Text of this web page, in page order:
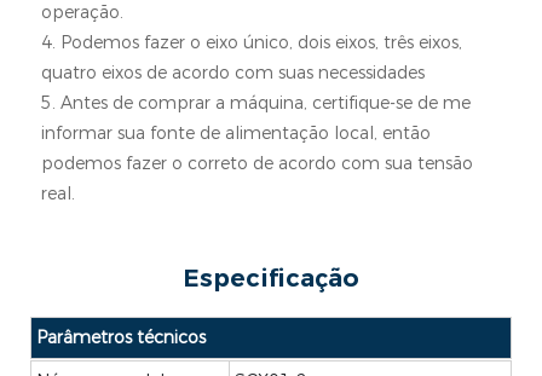
operação.
4. Podemos fazer o eixo único, dois eixos, três eixos,
quatro eixos de acordo com suas necessidades
5. Antes de comprar a máquina, certifique-se de me
informar sua fonte de alimentação local, então
podemos fazer o correto de acordo com sua tensão
real.
Especificação
Parâmetros técnicos